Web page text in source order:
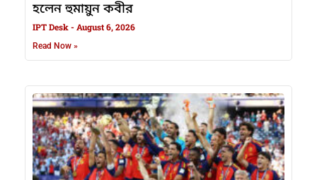
হলেন হুমায়ুন কবীর
IPT Desk August 6, 2026
Read Now »